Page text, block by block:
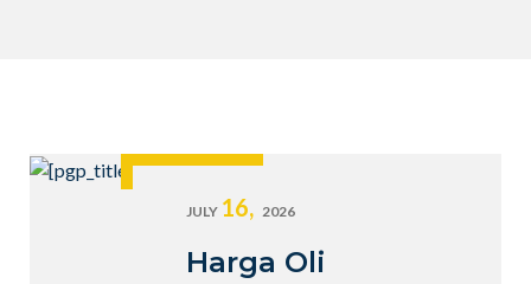
JULY 16, 2026
Harga Oli